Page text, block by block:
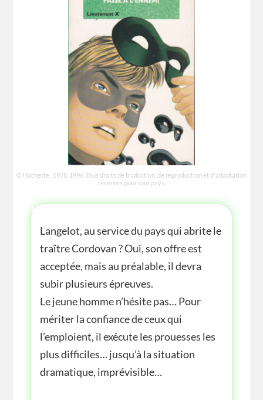
© Hachette , 1978, 1996. Tous droits de traduction, de reproduction et d'adaptation
réservés pour tout pays.
HISTOIRE
Langelot, au service du pays qui abrite le
traître Cordovan ? Oui, son offre est
acceptée, mais au préalable, il devra
subir plusieurs épreuves.
Le jeune homme n’hésite pas… Pour
mériter la confiance de ceux qui
l’emploient, il exécute les prouesses les
plus difficiles… jusqu’à la situation
dramatique, imprévisible…